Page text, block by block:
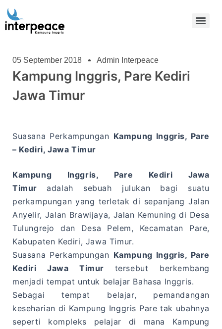
05 September 2018 Admin Interpeace
Kampung Inggris, Pare Kediri
Jawa Timur
Suasana Perkampungan Kampung Inggris, Pare
– Kediri, Jawa Timur
Kampung Inggris, Pare Kediri Jawa
Timuradalah sebuah julukan bagi suatu
perkampungan yang terletak di sepanjang Jalan
Anyelir, Jalan Brawijaya, Jalan Kemuning di Desa
Tulungrejo dan Desa Pelem, Kecamatan Pare,
Kabupaten Kediri, Jawa Timur.
Suasana Perkampungan Kampung Inggris, Pare
Kediri Jawa Timur tersebut berkembang
menjadi tempat untuk belajar Bahasa Inggris.
Sebagai tempat belajar, pemandangan
keseharian di Kampung Inggris Pare tak ubahnya
seperti kompleks pelajar di mana Kampung